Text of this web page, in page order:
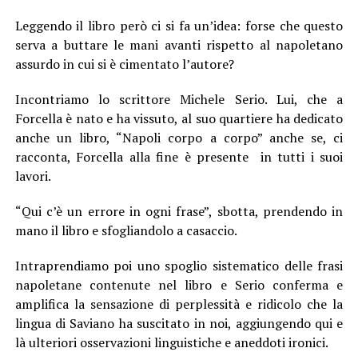
Leggendo il libro però ci si fa un’idea: forse che questo
serva a buttare le mani avanti rispetto al napoletano
assurdo in cui si è cimentato l’autore?
Incontriamo lo scrittore Michele Serio. Lui, che a
Forcella è nato e ha vissuto, al suo quartiere ha dedicato
anche un libro, “Napoli corpo a corpo” anche se, ci
racconta, Forcella alla fine è presente in tutti i suoi
lavori.
“Qui c’è un errore in ogni frase”, sbotta, prendendo in
mano il libro e sfogliandolo a casaccio.
Intraprendiamo poi uno spoglio sistematico delle frasi
napoletane contenute nel libro e Serio conferma e
amplifica la sensazione di perplessità e ridicolo che la
lingua di Saviano ha suscitato in noi, aggiungendo qui e
là ulteriori osservazioni linguistiche e aneddoti ironici.